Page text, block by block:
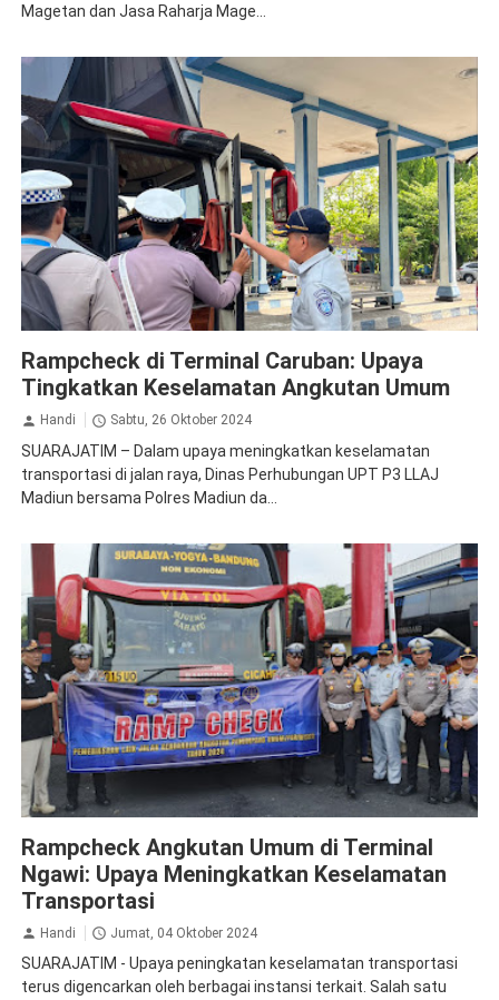
Magetan dan Jasa Raharja Mage...
Rampcheck di Terminal Caruban: Upaya
Tingkatkan Keselamatan Angkutan Umum
Handi Sabtu, 26 Oktober 2024
SUARAJATIM – Dalam upaya meningkatkan keselamatan
transportasi di jalan raya, Dinas Perhubungan UPT P3 LLAJ
Madiun bersama Polres Madiun da...
Rampcheck Angkutan Umum di Terminal
Ngawi: Upaya Meningkatkan Keselamatan
Transportasi
Handi Jumat, 04 Oktober 2024
SUARAJATIM - Upaya peningkatan keselamatan transportasi
terus digencarkan oleh berbagai instansi terkait. Salah satu